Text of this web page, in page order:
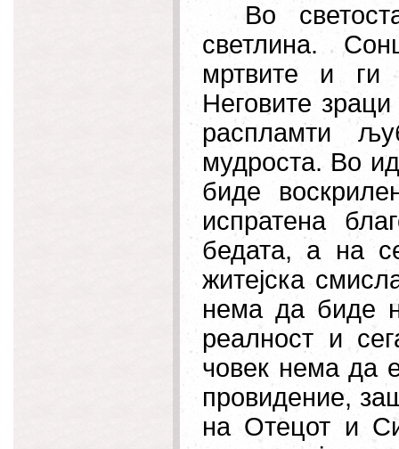
Во
светлина.
мртвите и ги
Неговите
распламти
мудроста. Во
биде
испратена
бедата, а на
житејска
нема да биде
реалност и
човек нема да
провидение,
на Отецот и